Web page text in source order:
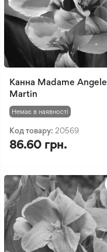
Канна Madame Angele
Martin
Немає в наявності
Код товару: 20569
86.60 грн.